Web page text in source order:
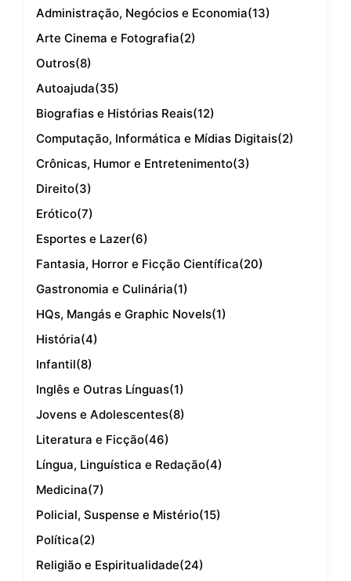
Administração, Negócios e Economia(13)
Arte Cinema e Fotografia(2)
Outros(8)
Autoajuda(35)
Biografias e Histórias Reais(12)
Computação, Informática e Mídias Digitais(2)
Crônicas, Humor e Entretenimento(3)
Direito(3)
Erótico(7)
Esportes e Lazer(6)
Fantasia, Horror e Ficção Científica(20)
Gastronomia e Culinária(1)
HQs, Mangás e Graphic Novels(1)
História(4)
Infantil(8)
Inglês e Outras Línguas(1)
Jovens e Adolescentes(8)
Literatura e Ficção(46)
Língua, Linguística e Redação(4)
Medicina(7)
Policial, Suspense e Mistério(15)
Política(2)
Religião e Espiritualidade(24)